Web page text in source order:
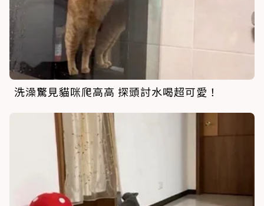
洗澡驚見貓咪爬高高 探頭討水喝超可愛！